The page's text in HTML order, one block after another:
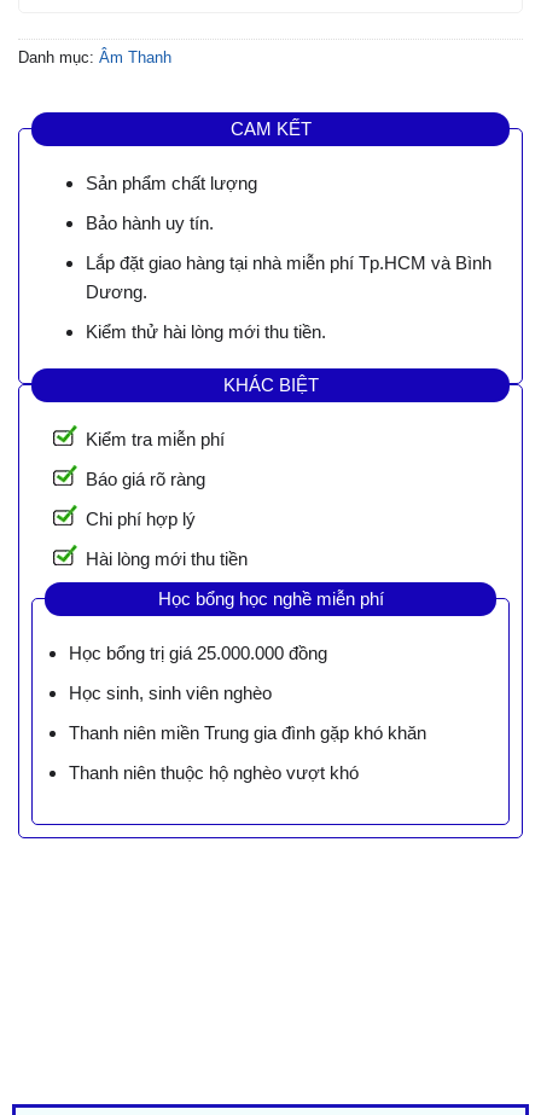
Danh mục: Âm Thanh
CAM KẾT
Sản phẩm chất lượng
Bảo hành uy tín.
Lắp đặt giao hàng tại nhà miễn phí Tp.HCM và Bình
Dương.
Kiểm thử hài lòng mới thu tiền.
KHÁC BIỆT
Kiểm tra miễn phí
Báo giá rõ ràng
Chi phí hợp lý
Hài lòng mới thu tiền
Học bổng học nghề miễn phí
Học bổng trị giá 25.000.000 đồng
Học sinh, sinh viên nghèo
Thanh niên miền Trung gia đình gặp khó khăn
Thanh niên thuộc hộ nghèo vượt khó